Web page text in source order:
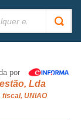
por
Lda
UNIAO